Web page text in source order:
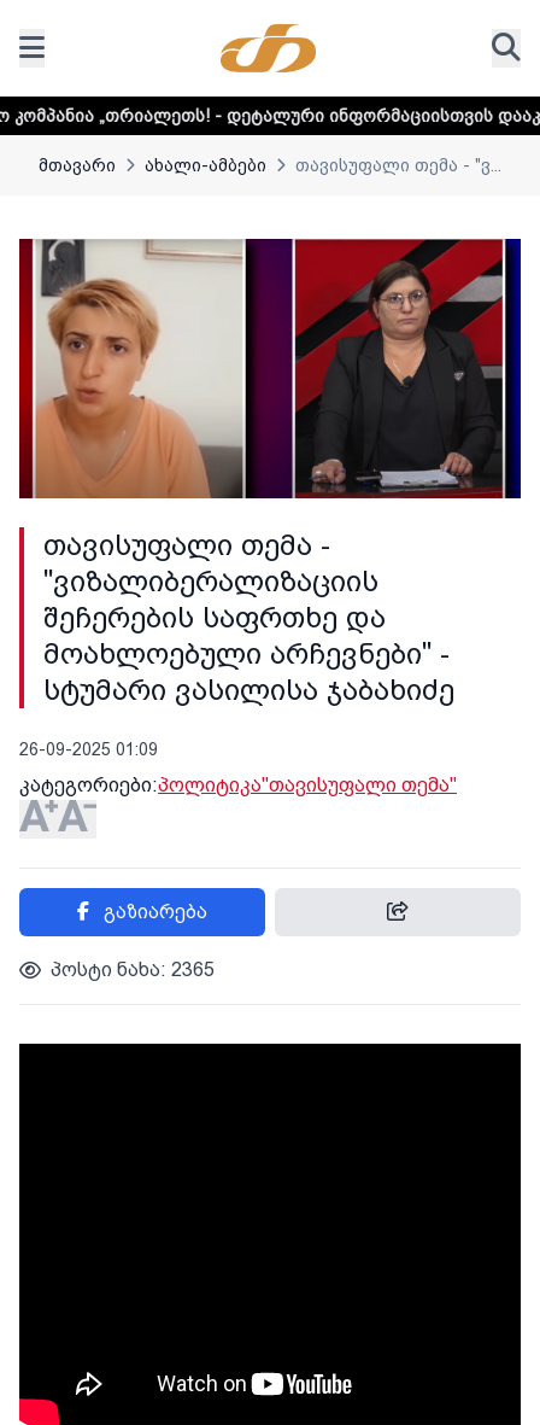
- დეტალური ინფორმაციისთვის დააკლიკეთ ლინკს
მთავარი ახალი-ამბები თავისუფალი თემა - "ვ...
თავისუფალი თემა -
"ვიზალიბერალიზაციის
შეჩერების საფრთხე და
მოახლოებული არჩევნები" -
სტუმარი ვასილისა ჯაბახიძე
26-09-2025 01:09
კატეგორიები:პოლიტიკა"თავისუფალი თემა"
გაზიარება
პოსტი ნახა: 2365